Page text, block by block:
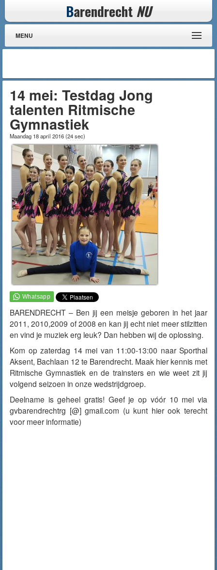
Barendrecht NU
MENU
14 mei: Testdag Jong
talenten Ritmische
Gymnastiek
Maandag 18 april 2016(24 sec)
BARENDRECHT – Ben jij een meisje geboren in het jaar
2011, 2010,2009 of 2008 en kan jij echt niet meer stilzitten
en vind je muziek erg leuk? Dan hebben wij de oplossing.
Kom op zaterdag 14 mei van 11:00-13:00 naar Sporthal
Aksent, Bachlaan 12 te Barendrecht. Maak hier kennis met
Ritmische Gymnastiek en de trainsters en wie weet zit jij
volgend seizoen in onze wedstrijdgroep.
Deelname is geheel gratis! Geef je op vóór 10 mei via
gvbarendrechtrg [@] gmail.com (u kunt hier ook terecht
voor meer informatie)